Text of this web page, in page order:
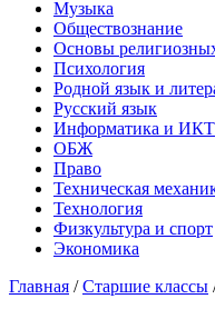
Музыка
Обществознание
Основы
Психология
Родной язык и
Русский язык
Информатика и ИКТ
ОБЖ
Право
Техническая
Технология
Физкультура и спорт
Экономика
Главная /Старшие классы